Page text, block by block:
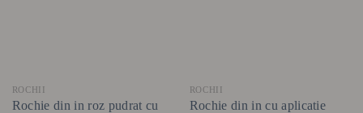
ROCHII
Rochie din in roz pudrat cu
ROCHII
Rochie din in cu aplicatie